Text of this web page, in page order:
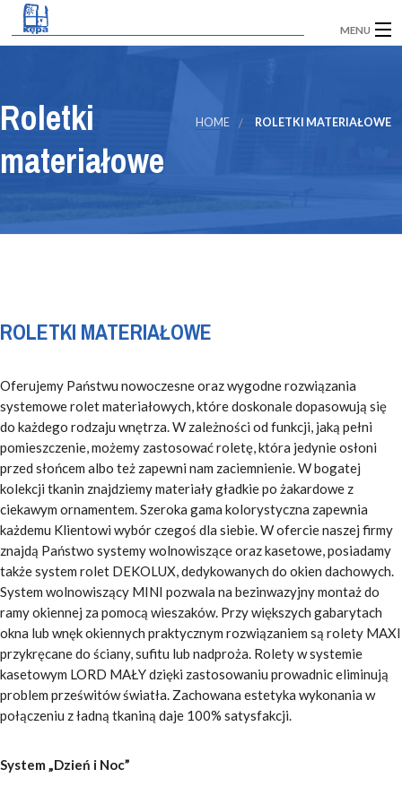
MENU
KONTAKT
O FIRMIE
ENGLISH VERSION
HOME ROLETKI MATERIAŁOWE
Roletki
materiałowe
ROLETKI MATERIAŁOWE
Oferujemy Państwu nowoczesne oraz wygodne rozwiązania
systemowe rolet materiałowych, które doskonale dopasowują się
do każdego rodzaju wnętrza. W zależności od funkcji, jaką pełni
pomieszczenie, możemy zastosować roletę, która jedynie osłoni
przed słońcem albo też zapewni nam zaciemnienie. W bogatej
kolekcji tkanin znajdziemy materiały gładkie po żakardowe z
ciekawym ornamentem. Szeroka gama kolorystyczna zapewnia
każdemu Klientowi wybór czegoś dla siebie. W ofercie naszej firmy
znajdą Państwo systemy wolnowiszące oraz kasetowe, posiadamy
także system rolet DEKOLUX, dedykowanych do okien dachowych.
System wolnowiszący MINI pozwala na bezinwazyjny montaż do
ramy okiennej za pomocą wieszaków. Przy większych gabarytach
okna lub wnęk okiennych praktycznym rozwiązaniem są rolety MAXI
przykręcane do ściany, sufitu lub nadproża. Rolety w systemie
kasetowym LORD MAŁY dzięki zastosowaniu prowadnic eliminują
problem prześwitów światła. Zachowana estetyka wykonania w
połączeniu z ładną tkaniną daje 100% satysfakcji.
System „Dzień i Noc”